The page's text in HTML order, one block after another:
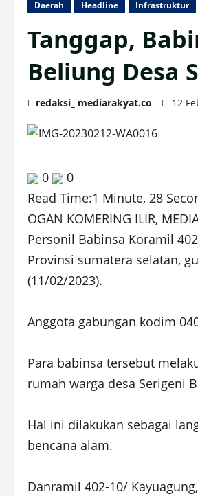
Daerah Headline Infrastruktur
Tanggap,
Beliung Desa
redaksi_ mediarakyat.co 12
0
0
Read Time:1 Minute, 28
OGAN KOMERING ILIR,
Personil Babinsa Koramil
Provinsi sumatera selatan,
(11/02/2023).
Anggota gabungan kodim
Para babinsa tersebut
rumah warga desa Serigeni
Hal ini dilakukan sebagai
bencana alam.
Danramil 402-10/